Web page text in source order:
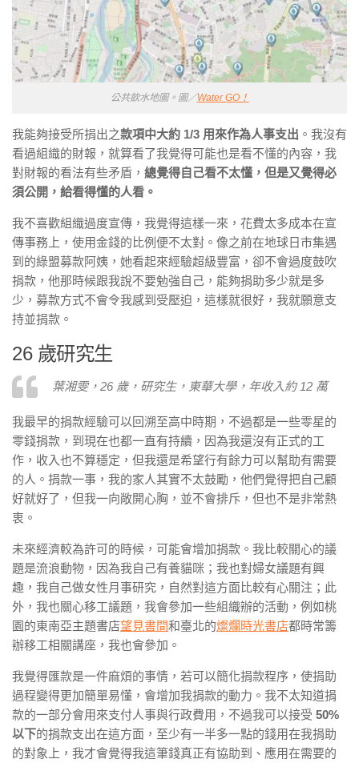
公共飲水地圖。圖／Water GO！
我能夠接受所捐出之款項中大約 1/3 用來作為人事支出 。我沒有
看過組織的財報，就算看了我覺得可能也是看不懂的內容，我
對財報的看法有些矛盾， 總覺得自己看不太懂，但是又覺得必
須公開，給看得懂的人看。
我不喜歡組織過度宣傳 ，我覺得這樣一來，花費太多成本在宣
傳事務上，使用金錢的比例便不太對。像之前在地球日市集遇
到的綠盟募款阿姨，她看起來經驗超級豐富，卻不會過度鼓吹
捐款，他那時候跟我說不要勉強自己，能夠捐助多少就是多
少，募款方式不會令我感到受壓迫，這樣就很好，我就願意支
持並捐款。
26 歲研究生
葉湘雯，26 歲，研究生，東華大學，年收入約 12 萬
我最早的捐款經驗可以回溯至高中時期，不過都是一些零星的
零錢捐款，到現在也都一直有持續，因為我還沒有正式的工
作，收入也不算穩定，但我還是希望行有餘力可以幫助有需要
的人。捐款一事，我的家人其實不太鼓勵，他們覺得把自己顧
好就好了，但我一向敞開心胸，並不會排斥，但也不是非常熱
衷。
未來經濟較為許可的時候，可能會增加捐款。我比較關心的議
題是流浪動物，因為我自己有養貓咪；我也對婦女議題有興
趣，我自己做女性月事研究，自然對這方面比較有心關注；此
外，我也關心移工議題，我會參加一些組織辦的活動，例如桃
園的東南亞主題書店望見書間和臺北的燦爛時光書店都時常籌
辦移工相關講座，我也會參加。
我覺得匯款是一件麻煩的事情，若可以簡化捐款程序 ，使捐助
過程變得更加簡單易懂，會增加我捐款的動力。我不太知道捐
款的一部分會用來支付人事與行政費用，不過我可以接受 50%
以下的捐款支出在這方面，至少有一半多一點的錢用在我捐助
的對象上，我才會覺得我這筆錢真正有協助到、應用在需要的